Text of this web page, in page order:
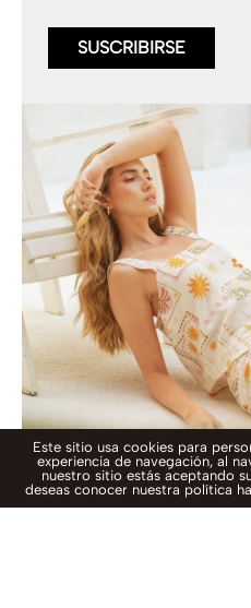
SUSCRIBIRSE
Este sitio usa cookies para
experiencia de navegación, al
nuestro sitio estás aceptando
deseas conocer nuestra política